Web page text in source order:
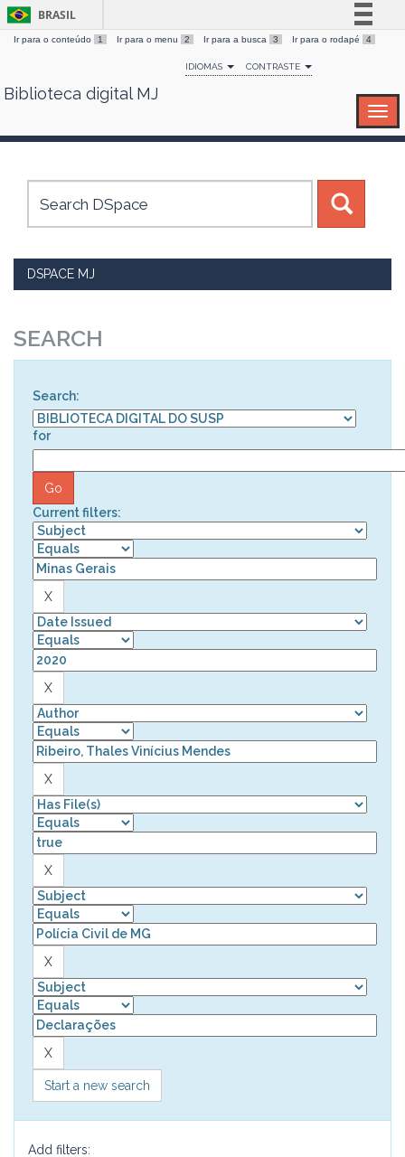
Skip
BRASIL
Simplifique!
Comunica BR
Canais
Ir para o conteúdo 1 Ir para o menu 2 Ir para a busca 3 Ir para o rodapé 4
IDIOMAS CONTRASTE
Biblioteca digital MJ
DSPACE MJ
SEARCH
Search:
for
Current filters:
Start a new search
Add filters: